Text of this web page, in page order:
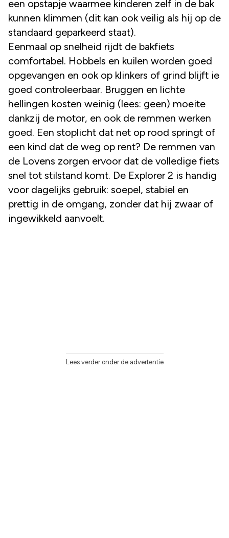
een opstapje waarmee kinderen zelf in de bak
kunnen klimmen (dit kan ook veilig als hij op de
standaard geparkeerd staat).
Eenmaal op snelheid rijdt de bakfiets
comfortabel. Hobbels en kuilen worden goed
opgevangen en ook op klinkers of grind blijft ie
goed controleerbaar. Bruggen en lichte
hellingen kosten weinig (lees: geen) moeite
dankzij de motor, en ook de remmen werken
goed. Een stoplicht dat net op rood springt of
een kind dat de weg op rent? De remmen van
de Lovens zorgen ervoor dat de volledige fiets
snel tot stilstand komt. De Explorer 2 is handig
voor dagelijks gebruik: soepel, stabiel en
prettig in de omgang, zonder dat hij zwaar of
ingewikkeld aanvoelt.
Lees verder onder de advertentie